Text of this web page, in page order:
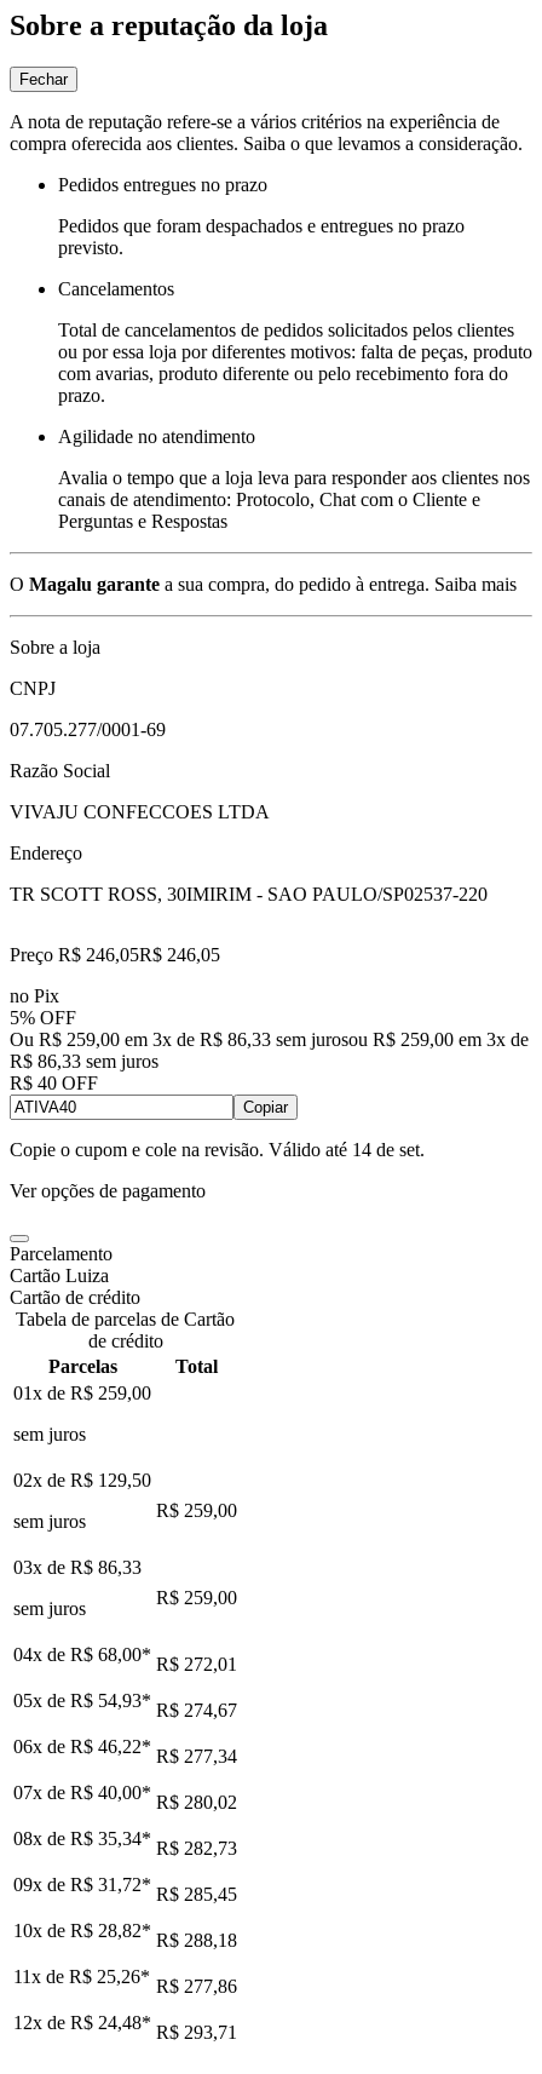
Sobre a reputação da loja
Fechar
A nota de reputação refere-se a vários critérios na experiência de
compra oferecida aos clientes. Saiba o que levamos a consideração.
Pedidos entregues no prazo
Pedidos que foram despachados e entregues no prazo
previsto.
Cancelamentos
Total de cancelamentos de pedidos solicitados pelos clientes
ou por essa loja por diferentes motivos: falta de peças, produto
com avarias, produto diferente ou pelo recebimento fora do
prazo.
Agilidade no atendimento
Avalia o tempo que a loja leva para responder aos clientes nos
canais de atendimento: Protocolo, Chat com o Cliente e
Perguntas e Respostas
O Magalu garante a sua compra, do pedido à entrega. Saiba mais
Sobre a loja
CNPJ
07.705.277/0001-69
Razão Social
VIVAJU CONFECCOES LTDA
Endereço
TR SCOTT ROSS, 30IMIRIM - SAO PAULO/SP02537-220
Preço R$ 246,05R$ 246,05
no Pix
5% OFF
Ou R$ 259,00 em 3x de R$ 86,33 sem jurosou R$ 259,00 em 3x de
R$ 86,33 sem juros
R$ 40 OFF
Copiar
Copie o cupom e cole na revisão. Válido até 14 de set.
Ver opções de pagamento
Parcelamento
Cartão Luiza
Cartão de crédito
Tabela de parcelas de Cartão
de crédito
Parcelas
Total
01x de R$ 259,00
sem juros
02x de R$ 129,50
sem juros
R$ 259,00
03x de R$ 86,33
sem juros
R$ 259,00
04x de R$ 68,00* R$ 272,01
05x de R$ 54,93* R$ 274,67
06x de R$ 46,22* R$ 277,34
07x de R$ 40,00* R$ 280,02
08x de R$ 35,34* R$ 282,73
09x de R$ 31,72* R$ 285,45
10x de R$ 28,82* R$ 288,18
11x de R$ 25,26* R$ 277,86
12x de R$ 24,48* R$ 293,71